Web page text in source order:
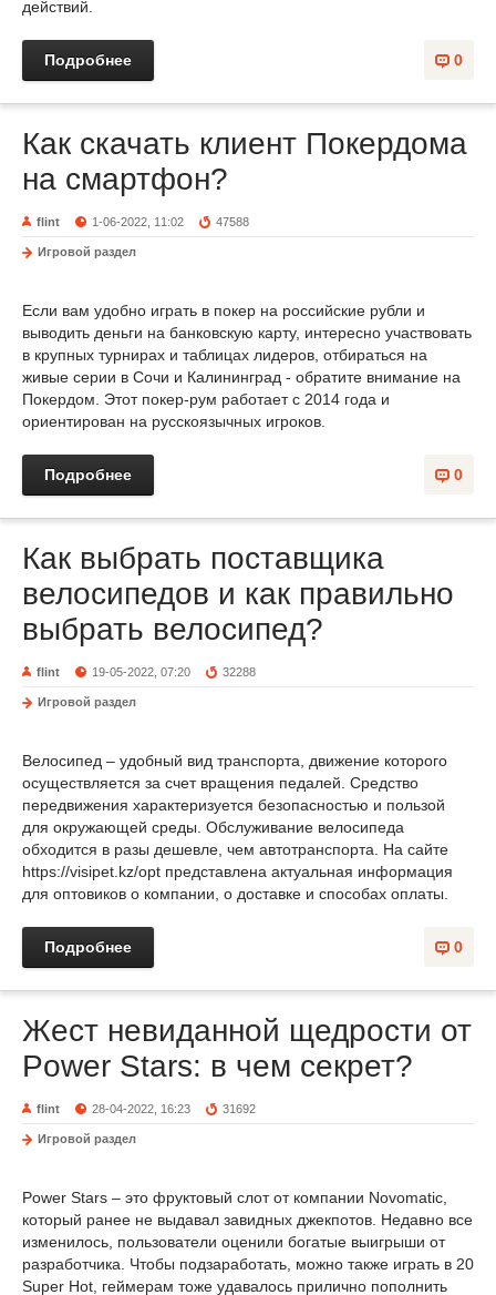
действий.
0
Подробнее
Как скачать клиент Покердома
на смартфон?
flint 1-06-2022, 11:02 47588
Игровой раздел
Если вам удобно играть в покер на российские рубли и
выводить деньги на банковскую карту, интересно участвовать
в крупных турнирах и таблицах лидеров, отбираться на
живые серии в Сочи и Калининград - обратите внимание на
Покердом. Этот покер-рум работает с 2014 года и
ориентирован на русскоязычных игроков.
0
Подробнее
Как выбрать поставщика
велосипедов и как правильно
выбрать велосипед?
flint 19-05-2022, 07:20 32288
Игровой раздел
Велосипед – удобный вид транспорта, движение которого
осуществляется за счет вращения педалей. Средство
передвижения характеризуется безопасностью и пользой
для окружающей среды. Обслуживание велосипеда
обходится в разы дешевле, чем автотранспорта. На сайте
https://visipet.kz/opt представлена актуальная информация
для оптовиков о компании, о доставке и способах оплаты.
0
Подробнее
Жест невиданной щедрости от
Power Stars: в чем секрет?
flint 28-04-2022, 16:23 31692
Игровой раздел
Power Stars – это фруктовый слот от компании Novomatic,
который ранее не выдавал завидных джекпотов. Недавно все
изменилось, пользователи оценили богатые выигрыши от
разработчика. Чтобы подзаработать, можно также играть в 20
Super Hot, геймерам тоже удавалось прилично пополнить